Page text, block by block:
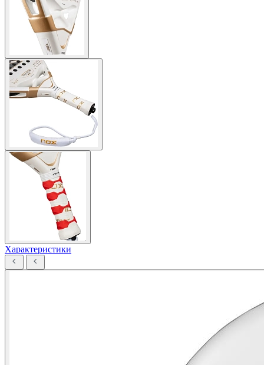
Характеристики